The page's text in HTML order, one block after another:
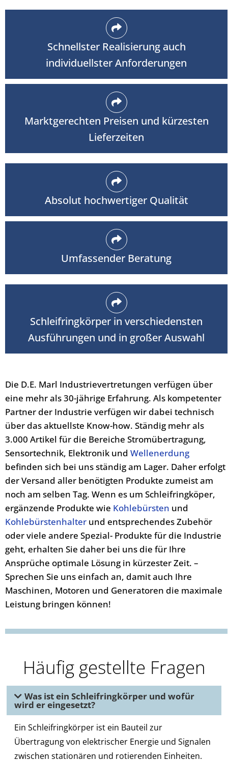
Schnellster Realisierung auch
individuellster Anforderungen
Marktgerechten Preisen und kürzesten
Lieferzeiten
Absolut hochwertiger Qualität
Umfassender Beratung
Schleifringkörper in verschiedensten
Ausführungen und in großer Auswahl
Die D.E. Marl Industrievertretungen verfügen über
eine mehr als 30-jährige Erfahrung. Als kompetenter
Partner der Industrie verfügen wir dabei technisch
über das aktuellste Know-how. Ständig mehr als
3.000 Artikel für die Bereiche Stromübertragung,
Sensortechnik, Elektronik und Wellenerdung
befinden sich bei uns ständig am Lager. Daher erfolgt
der Versand aller benötigten Produkte zumeistam
noch am selben Tag. Wenn es um Schleifringköper,
ergänzende Produkte wie Kohlebürsten und
Kohlebürstenhalter und entsprechendes Zubehör
oder viele andere Spezial- Produkte für die Industrie
geht, erhalten Sie daher bei uns die für Ihre
Ansprüche optimale Lösung in kürzester Zeit. –
Sprechen Sie uns einfach an, damit auch Ihre
Maschinen, Motoren und Generatoren die maximale
Leistung bringen können!
Häufig gestellte Fragen
Was ist ein Schleifringkörper und wofür
wird er eingesetzt?
Ein Schleifringkörper ist ein Bauteil zur
Übertragung von elektrischer Energie und Signalen
zwischen stationären und rotierenden Einheiten.